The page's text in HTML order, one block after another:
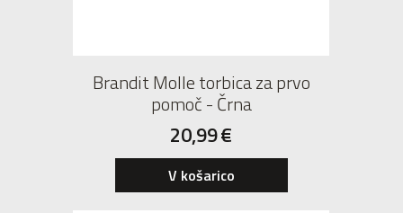
Brandit Molle torbica za prvo
pomoč - Črna
20,99€
V košarico